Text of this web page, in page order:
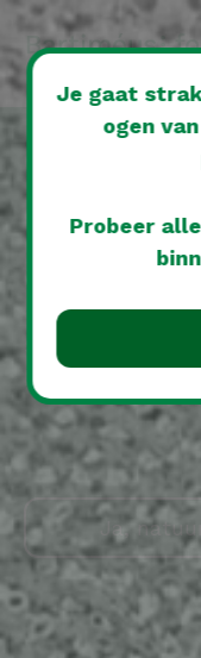
Je gaat
ogen
Probeer
Hoe
als je
Speel het spel
horen, ruiken en
Ja,